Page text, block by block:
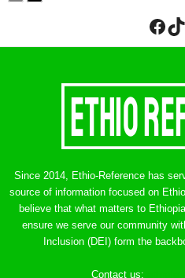
Since 2014, Ethio-Reference has
source of information focused on
believe that what matters to
ensure we serve our community
Inclusion (DEI) form the
Contact us: